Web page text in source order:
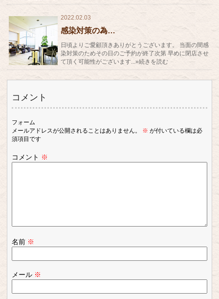
2022.02.03
感染対策の為…
日頃よりご愛顧頂きありがとうございます。 当面の間感
染対策のためその日のご予約が終了次第 早めに閉店させ
て頂く可能性がございます...»続きを読む
コメント
フォーム
メールアドレスが公開されることはありません。
※ が付いている欄は必
須項目です
コメント ※
名前 ※
メール ※